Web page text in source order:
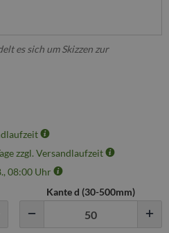
es sich um Skizzen zur
zzgl. Versandlaufzeit
08:00 Uhr
Kante d (30-500mm)